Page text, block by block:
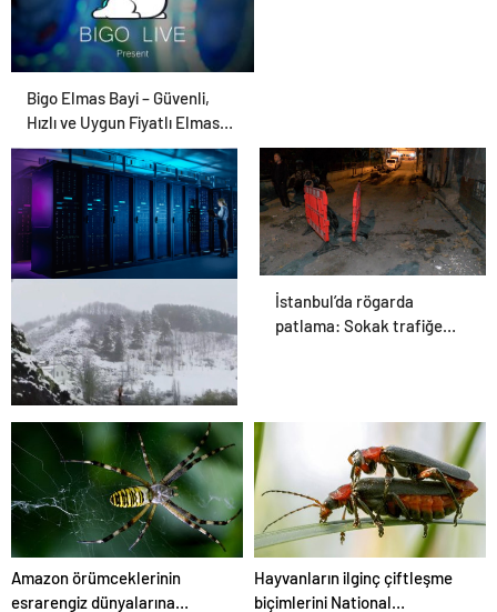
Bigo Elmas Bayi – Güvenli,
Hızlı ve Uygun Fiyatlı Elmas
Satın Almanın Yeni Adresi
Datahost İle Güvenilir
Sunucu Hizmetleri
İstanbul’da rögarda
patlama: Sokak trafiğe
İlkbaharda kış geri döndü:
Erzurum’a lapa lapa kar
yağdı
Amazon örümceklerinin
esrarengiz dünyalarına
Hayvanların ilginç çiftleşme
biçimlerini National